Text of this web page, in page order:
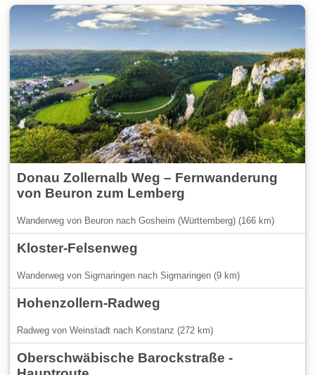
Donau Zollernalb Weg – Fernwanderung
von Beuron zum Lemberg
Wanderweg von Beuron nach Gosheim (Württemberg) (166 km)
Kloster-Felsenweg
Wanderweg von Sigmaringen nach Sigmaringen (9 km)
Hohenzollern-Radweg
Radweg von Weinstadt nach Konstanz (272 km)
Oberschwäbische Barockstraße -